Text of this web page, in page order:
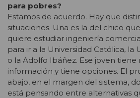
para pobres?
Estamos de acuerdo. Hay que
situaciones. Una es la del chico
quiere estudiar ingeniería
para ir a la Universidad Católica, la
o la Adolfo Ibáñez. Ese joven tiene
información y tiene opciones. El
abajo, en el margen del sistema,
está pensando entre alternativas